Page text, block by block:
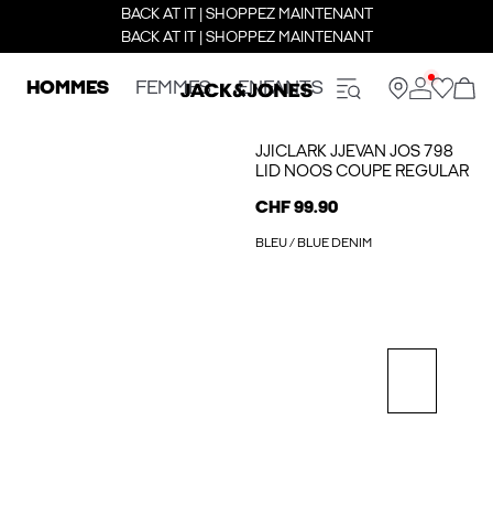
BACK AT IT | SHOPPEZ MAINTENANT
BACK AT IT | SHOPPEZ MAINTENANT
HOMMES FEMMES ENFANTS
JJICLARK JJEVAN JOS 798
LID NOOS COUPE REGULAR
CHF 99.90
BLEU / BLUE DENIM